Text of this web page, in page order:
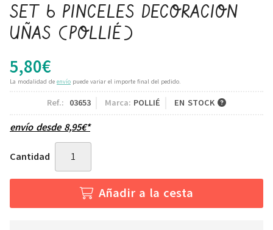
SET 6 PINCELES DECORACION
UÑAS (POLLIÉ)
5,80€
La modalidad de envío puede variar el importe final del pedido.
Ref.: 03653 Marca: POLLIÉ EN STOCK
envío desde 8,95€*
Cantidad
Añadir a la cesta